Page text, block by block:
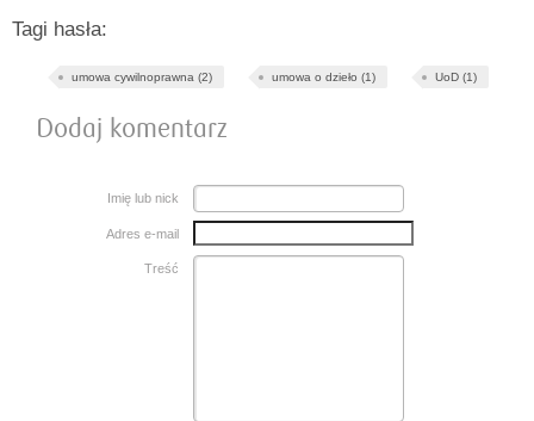
Tagi hasła:
umowa cywilnoprawna (2) umowa o dzieło (1) UoD (1)
Dodaj komentarz
Imię lub nick
Adres e-mail
Treść